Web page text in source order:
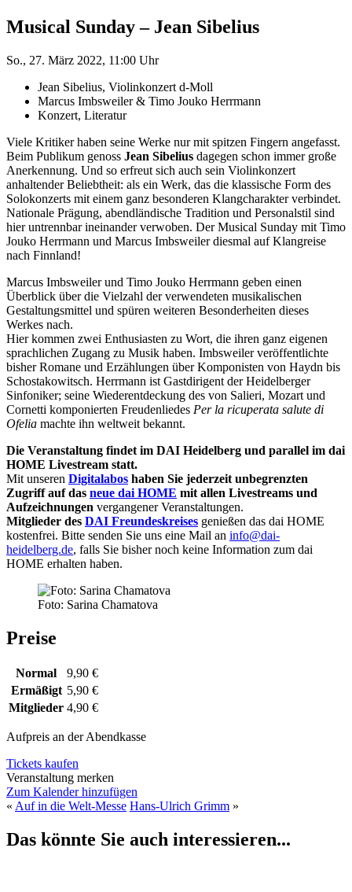
Musical Sunday – Jean Sibelius
So., 27. März 2022, 11:00 Uhr
Jean Sibelius, Violinkonzert d-Moll
Marcus Imbsweiler & Timo Jouko Herrmann
Konzert, Literatur
Viele Kritiker haben seine Werke nur mit spitzen Fingern angefasst.
Beim Publikum genoss Jean Sibelius dagegen schon immer große
Anerkennung. Und so erfreut sich auch sein Violinkonzert
anhaltender Beliebtheit: als ein Werk, das die klassische Form des
Solokonzerts mit einem ganz besonderen Klangcharakter verbindet.
Nationale Prägung, abendländische Tradition und Personalstil sind
hier untrennbar ineinander verwoben. Der Musical Sunday mit Timo
Jouko Herrmann und Marcus Imbsweiler diesmal auf Klangreise
nach Finnland!
Marcus Imbsweiler und Timo Jouko Herrmann geben einen
Überblick über die Vielzahl der verwendeten musikalischen
Gestaltungsmittel und spüren weiteren Besonderheiten dieses
Werkes nach.
Hier kommen zwei Enthusiasten zu Wort, die ihren ganz eigenen
sprachlichen Zugang zu Musik haben. Imbsweiler veröffentlichte
bisher Romane und Erzählungen über Komponisten von Haydn bis
Schostakowitsch. Herrmann ist Gastdirigent der Heidelberger
Sinfoniker; seine Wiederentdeckung des von Salieri, Mozart und
Cornetti komponierten Freudenliedes Per la ricuperata salute di
Ofelia machte ihn weltweit bekannt.
Die Veranstaltung findet im DAI Heidelberg und parallel im dai
HOME Livestream statt.
Mit unseren Digitalabos haben Sie jederzeit unbegrenzten
Zugriff auf das neue dai HOME mit allen Livestreams und
Aufzeichnungen vergangener Veranstaltungen.
Mitglieder des DAI Freundeskreises genießen das dai HOME
kostenfrei. Bitte senden Sie uns eine Mail an info@dai-
heidelberg.de, falls Sie bisher noch keine Information zum dai
HOME erhalten haben.
Foto: Sarina Chamatova
Preise
Normal
9,90 €
Ermäßigt 5,90 €
Mitglieder 4,90 €
Aufpreis an der Abendkasse
Tickets kaufen
Veranstaltung merken
Zum Kalender hinzufügen
« Auf in die Welt-Messe Hans-Ulrich Grimm »
Das könnte Sie auch interessieren...